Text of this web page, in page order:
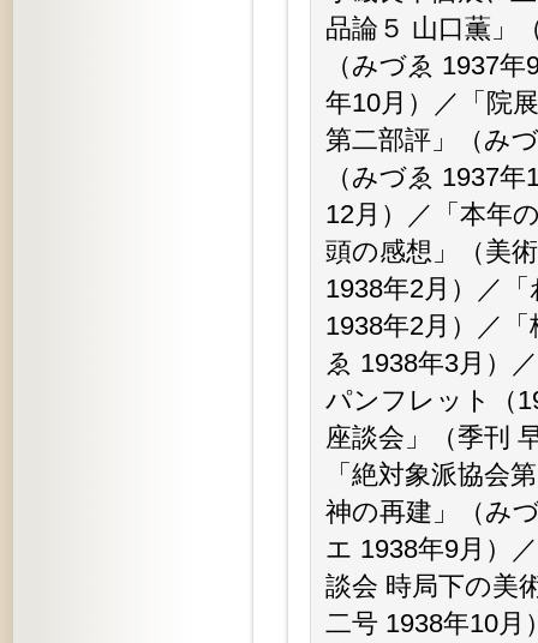
品論５ 山口薫」
（みづゑ 1937
年10月）／「院
第二部評」（み
（みづゑ 1937
12月）／「本年
頭の感想」（美
1938年2月）／
1938年2月）／
ゑ 1938年3月）
パンフレット（
座談会」（季刊
「絶対象派協会
神の再建」（み
エ 1938年9月）
談会 時局下の美
二号 1938年10月